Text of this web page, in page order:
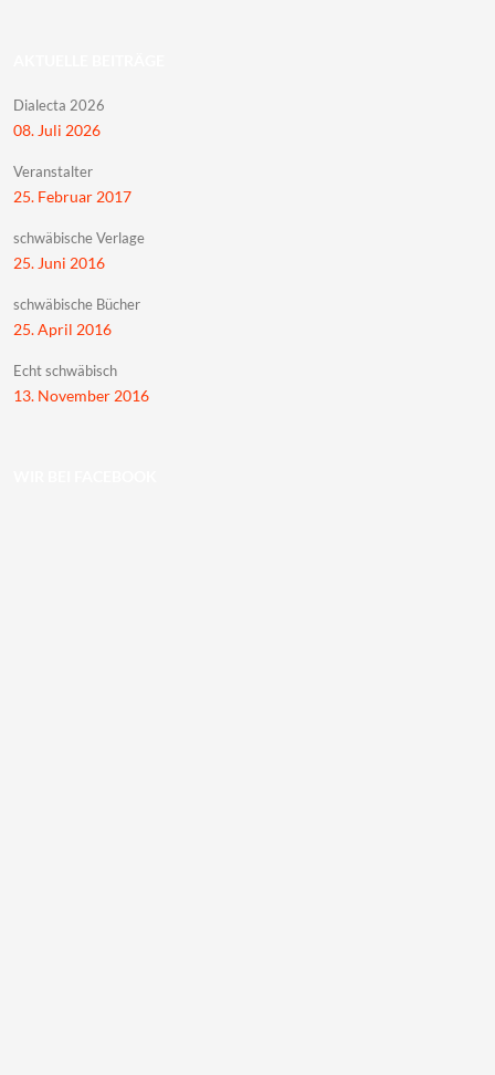
Dialecta 2026
08. Juli 2026
Veranstalter
25. Februar 2017
schwäbische Verlage
25. Juni 2016
schwäbische Bücher
25. April 2016
Echt schwäbisch
13. November 2016